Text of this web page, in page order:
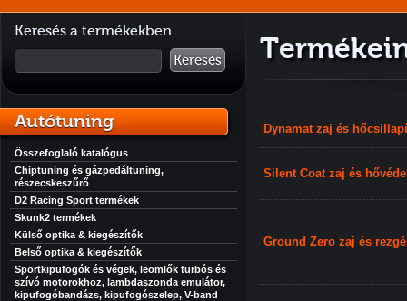
Keresés a termékekben
Keresés
Autótuning
Összefoglaló katalógus
Chiptuning és gázpedáltuning,
részecskeszűrő
D2 Racing Sport termékek
Skunk2 termékek
Külső optika & kiegészítők
Belső optika & kiegészítők
Sportkipufogók és végek, leömlők turbós és
szívó motorokhoz, lambdaszonda emulátor,
kipufogóbandázs, kipufogószelep, V-band
Dynamat zaj és
Silent Coat zaj és
Ground Zero zaj és